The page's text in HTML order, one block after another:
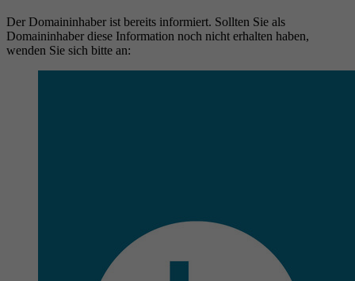
Der Domaininhaber ist bereits informiert. Sollten Sie als
Domaininhaber diese Information noch nicht erhalten haben,
wenden Sie sich bitte an: